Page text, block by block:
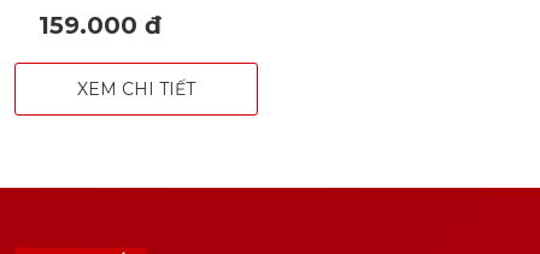
phản quang nổi bật và bền trong điều kiện giặt máy -
Size: S - M - L - XL - XXL - Màu sắc: Xanh ngọc - Xanh
159.000 đ
XEM CHI TIẾT